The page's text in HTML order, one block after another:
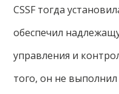
CSSF тогда
обеспечил
управления и
того, он не